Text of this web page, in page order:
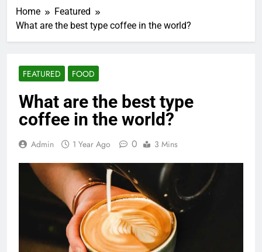
Home
Featured
What are the best type coffee in the world?
FEATURED FOOD
What are the best type
coffee in the world?
Admin 1 Year Ago 0 3 Mins